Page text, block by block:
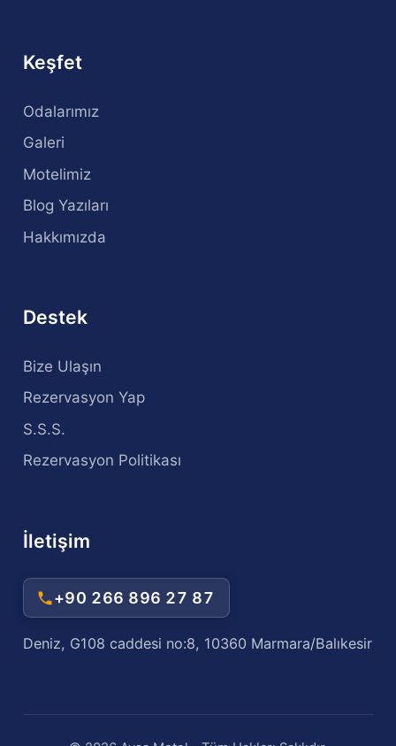
Keşfet
Odalarımız
Galeri
Motelimiz
Blog Yazıları
Hakkımızda
Destek
Bize Ulaşın
Rezervasyon Yap
S.S.S.
Rezervasyon Politikası
İletişim
+90 266 896 27 87
Deniz, G108 caddesi no:8, 10360 Marmara/Balıkesir